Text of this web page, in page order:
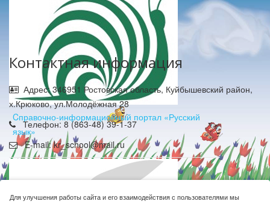
Cправочно-информационный портал «Русский
язык»
Контактная информация
Адрес: 346951 Ростовская область, Куйбышевский район,
х.Крюково, ул.Молодёжная 28
Телефон: 8 (863-48) 39-1-37
E-mail: kr_school@mail.ru
Для улучшения работы сайта и его взаимодействия с пользователями мы